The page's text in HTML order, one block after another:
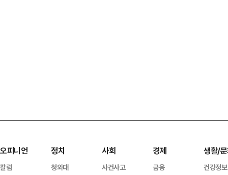
오피니언
칼럼
정치
청와대
사회
사건사고
경제
금융
생활/
건강정보